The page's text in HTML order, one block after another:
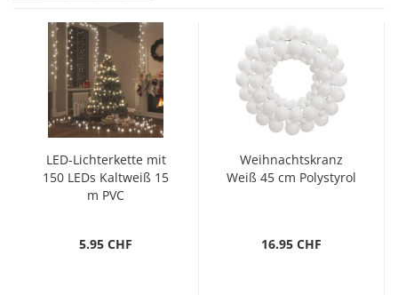
LED-Lichterkette mit
150 LEDs Kaltweiß 15
m PVC
5.95 CHF
Weihnachtskranz
Weiß 45 cm Polystyrol
16.95 CHF